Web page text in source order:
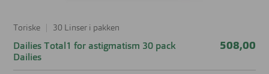
Toriske 30 Linser i pakken
Dailies Total1 for astigmatism 30 pack
Dailies
508,00